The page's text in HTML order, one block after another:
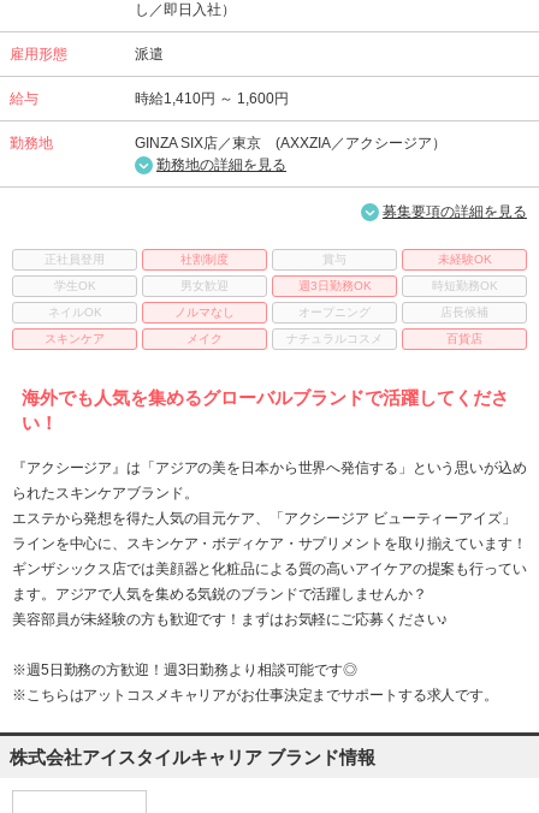
し／即日入社）
雇用形態 派遣
給与 時給1,410円 ～ 1,600円
勤務地
GINZA SIX店／東京 (AXXZIA／アクシージア）
勤務地の詳細を見る
募集要項の詳細を見る
正社員登用 社割制度 賞与
未経験OK
学生OK
男女歓迎 週3日勤務OK
時短勤務OK
ネイルOK
ノルマなし オープニング
店長候補
スキンケア
メイク ナチュラルコスメ 百貨店
海外でも人気を集めるグローバルブランドで活躍してくださ
い！
『アクシージア』は「アジアの美を日本から世界へ発信する」という思いが込め
られたスキンケアブランド。
エステから発想を得た人気の目元ケア、「アクシージア ビューティーアイズ」
ラインを中心に、スキンケア・ボディケア・サプリメントを取り揃えています！
ギンザシックス店では美顔器と化粧品による質の高いアイケアの提案も行ってい
ます。アジアで人気を集める気鋭のブランドで活躍しませんか？
美容部員が未経験の方も歓迎です！まずはお気軽にご応募ください♪
※週5日勤務の方歓迎！週3日勤務より相談可能です◎
※こちらはアットコスメキャリアがお仕事決定までサポートする求人です。
株式会社アイスタイルキャリア ブランド情報